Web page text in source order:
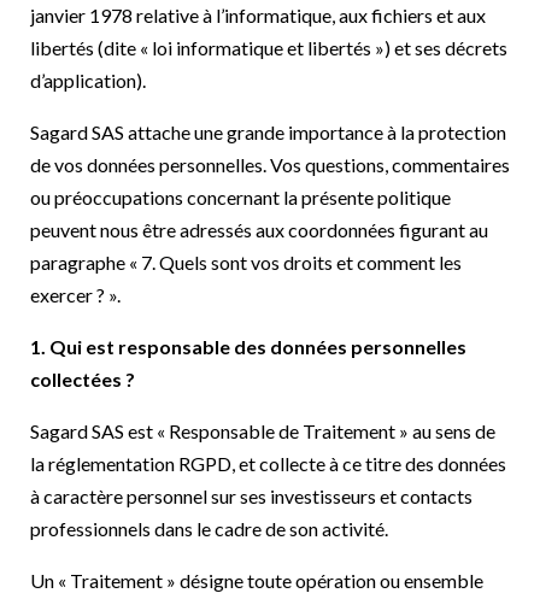
janvier 1978 relative à l’informatique, aux fichiers et aux
libertés (dite « loi informatique et libertés ») et ses décrets
d’application).
Sagard SAS attache une grande importance à la protection
de vos données personnelles. Vos questions, commentaires
ou préoccupations concernant la présente politique
peuvent nous être adressés aux coordonnées figurant au
paragraphe « 7. Quels sont vos droits et comment les
exercer ? ».
1. Qui est responsable des données personnelles
collectées ?
Sagard SAS est « Responsable de Traitement » au sens de
la réglementation RGPD, et collecte à ce titre des données
à caractère personnel sur ses investisseurs et contacts
professionnels dans le cadre de son activité.
Un « Traitement » désigne toute opération ou ensemble